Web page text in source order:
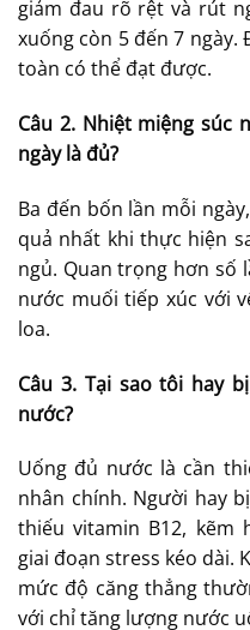
giảm đau rõ rệt và rút
xuống còn 5 đến 7 ngày.
toàn có thể đạt được.
Câu 2. Nhiệt miệng súc
ngày là đủ?
Ba đến bốn lần mỗi
quả nhất khi thực hiện
ngủ. Quan trọng hơn số
nước muối tiếp xúc với
loa.
Câu 3. Tại sao tôi hay
nước?
Uống đủ nước là cần
nhân chính. Người hay
thiếu vitamin B12, kẽm
giai đoạn stress kéo dài.
mức độ căng thẳng
với chỉ tăng lượng nước